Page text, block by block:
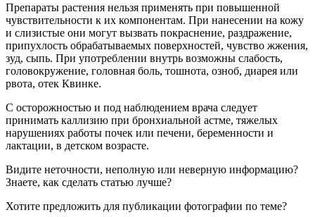
Препараты растения нельзя применять при повышенной
чувствительности к их компонентам. При нанесении на кожу
и слизистые они могут вызвать покраснение, раздражение,
припухлость обрабатываемых поверхностей, чувство жжения,
зуд, сыпь. При употреблении внутрь возможны слабость,
головокружение, головная боль, тошнота, озноб, диарея или
рвота, отек Квинке.
С осторожностью и под наблюдением врача следует
принимать каллизию при бронхиальной астме, тяжелых
нарушениях работы почек или печени, беременности и
лактации, в детском возрасте.
Видите неточности, неполную или неверную информацию?
Знаете, как сделать статью лучше?
Хотите предложить для публикации фотографии по теме?